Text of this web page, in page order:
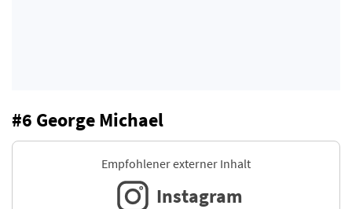
#6 George Michael
Empfohlener externer Inhalt
Instagram